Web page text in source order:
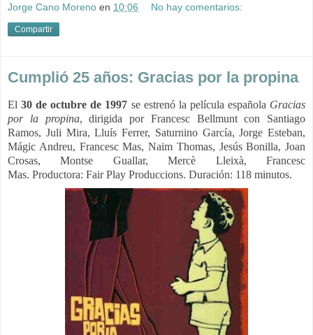
Jorge Cano Moreno en 10:06 No hay comentarios:
Compartir
Cumplió 25 años: Gracias por la propina
El30 de octubre de 1997 se estrenó la película española Gracias
por la propina, dirigida por Francesc Bellmunt con Santiago
Ramos, Juli Mira, Lluís Ferrer, Saturnino García, Jorge Esteban,
Mágic Andreu, Francesc Mas, Naim Thomas, Jesús Bonilla, Joan
Crosas, Montse Guallar, Mercè Lleixà, Francesc
Mas. Productora: Fair Play Produccions. Duración: 118 minutos.